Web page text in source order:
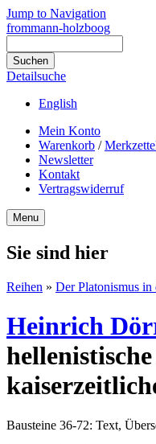
Jump to Navigation
frommann-holzboog
Detailsuche
English
Mein Konto
Warenkorb /
Newsletter
Kontakt
Vertragswiderruf
Menu
Sie sind hier
Reihen » Der Platonismus
Heinrich
Bausteine 36-72: Text,